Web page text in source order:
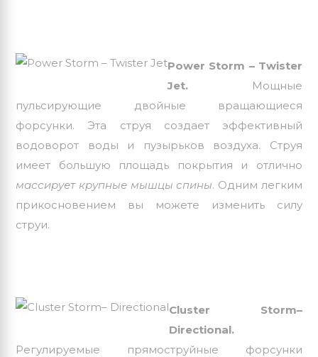
Power Storm – Twister
Jet. Мощные
пульсирующие двойные вращающиеся
форсунки. Эта струя создает эффективный
водоворот воды и пузырьков воздуха. Струя
имеет большую площадь покрытия и отлично
массирует крупные мышцы спины. Одним легким
прикосновением вы можете изменить силу
струи.
Cluster Storm–
Directional.
Регулируемые прямоструйные форсунки